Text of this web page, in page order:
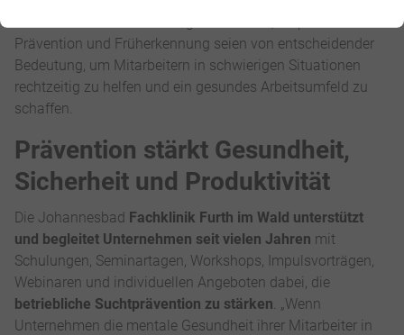
Prävention und Früherkennung seien von entscheidender
Bedeutung, um Mitarbeitern in schwierigen Situationen
rechtzeitig zu helfen und ein gesundes Arbeitsumfeld zu
schaffen.
Prävention stärkt Gesundheit,
Sicherheit und Produktivität
Die Johannesbad Fachklinik Furth im Wald unterstützt
und begleitet Unternehmen seit vielen Jahren mit
Schulungen, Seminartagen, Workshops, Impulsvorträgen,
Webinaren und individuellen Angeboten dabei, die
betriebliche Suchtprävention zu stärken . „Wenn
Unternehmen die mentale Gesundheit ihrer Mitarbeiter in